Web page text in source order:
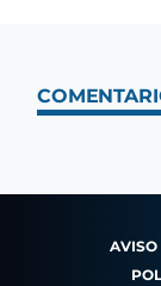
AVISO